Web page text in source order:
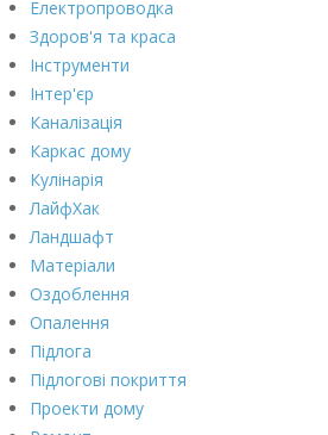
Електропроводка
Здоров'я та краса
Інструменти
Інтер'єр
Каналізація
Каркас дому
Кулінарія
ЛайфХак
Ландшафт
Матеріали
Оздоблення
Опалення
Підлога
Підлогові покриття
Проекти дому